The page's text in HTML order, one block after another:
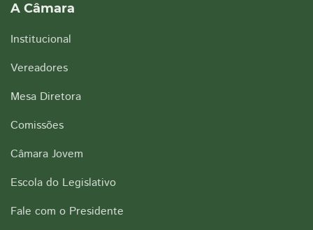
A Câmara
Institucional
Vereadores
Mesa Diretora
Comissões
Câmara Jovem
Escola do Legislativo
Fale com o Presidente